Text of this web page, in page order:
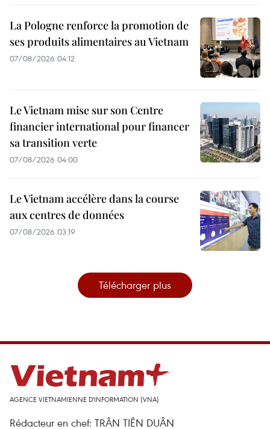
La Pologne renforce la promotion de
ses produits alimentaires au Vietnam
07/08/2026 04:12
Le Vietnam mise sur son Centre
financier international pour financer
sa transition verte
07/08/2026 04:00
Le Vietnam accélère dans la course
aux centres de données
07/08/2026 03:19
Télécharger plus
AGENCE VIETNAMIENNE D'INFORMATION (VNA)
Rédacteur en chef: TRÂN TIÊN DUÂN